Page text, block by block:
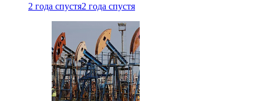
2 года спустя2 года спустя